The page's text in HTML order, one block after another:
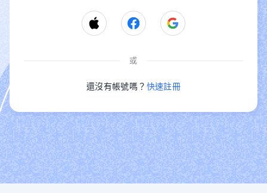
或
還沒有帳號嗎？ 快速註冊